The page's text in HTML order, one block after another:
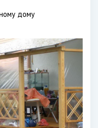
дому